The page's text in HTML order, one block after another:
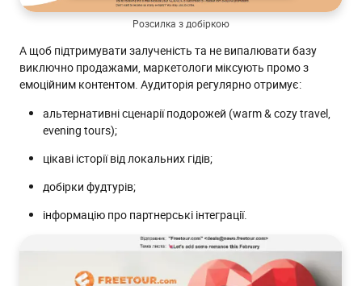
Розсилка з добіркою
А щоб підтримувати залученість та не випалювати базу
виключно продажами, маркетологи міксують промо з
емоційним контентом. Аудиторія регулярно отримує:
альтернативні сценарії подорожей (warm & cozy travel,
evening tours);
цікаві історії від локальних гідів;
добірки фудтурів;
інформацію про партнерські інтеграції.